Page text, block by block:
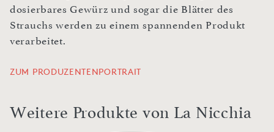
dosierbares Gewürz und sogar die Blätter des
Strauchs werden zu einem spannenden Produkt
verarbeitet.
ZUM PRODUZENTENPORTRAIT
Weitere Produkte von La Nicchia